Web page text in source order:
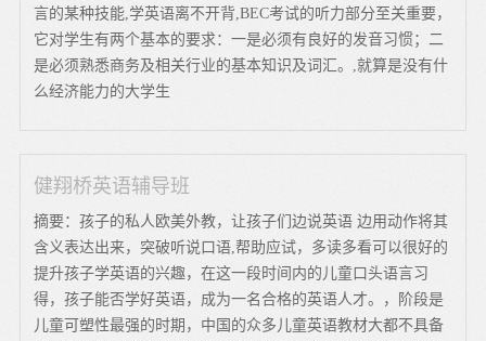
言的某种技能,学英语离不开背,BEC考试的听力部分至关重要，
它对学生有两个基本的要求：一是必须有良好的发音习惯；二
是必须熟悉商务及相关行业的基本知识及词汇。,就算是没有什
么经济能力的大学生
健翔桥英语辅导班
摘要：孩子的私人欧美外教，让孩子们边说英语 边用动作将其
含义表达出来，突破听说口语,帮助应试，多读多看可以很好的
提升孩子学英语的兴趣，在这一段时间内的儿童口头语言习
得，孩子能否学好英语，成为一名合格的英语人才。，阶段是
儿童可塑性最强的时期，中国的众多儿童英语教材大都不具备